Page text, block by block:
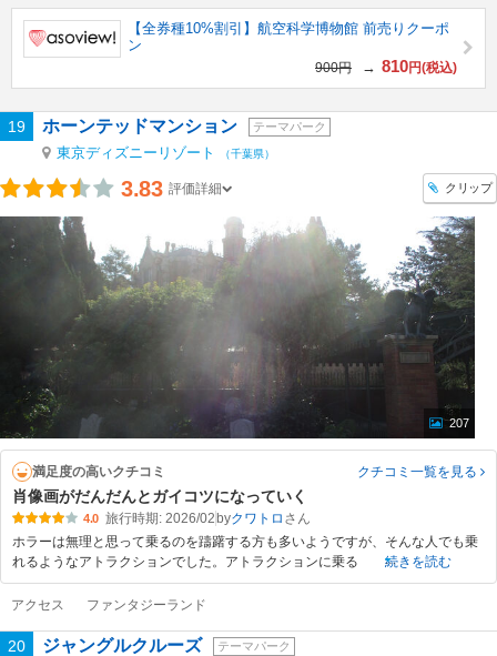
【全券種10%割引】航空科学博物館 前売りクーポ
ン
900円 → 810円(税込)
19 ホーンテッドマンション テーマパーク
東京ディズニーリゾート （千葉県）
3.83 評価詳細 クリップ
207
満足度の高いクチコミ クチコミ一覧を見る
肖像画がだんだんとガイコツになっていく
4.0 旅行時期: 2026/02byクワトロ
ホラーは無理と思って乗るのを躊躇する方も多いようですが、そんな人でも乗
れるようなアトラクションでした。アトラクションに乗る
続きを読む
アクセス ファンタジーランド
20 ジャングルクルーズ テーマパーク